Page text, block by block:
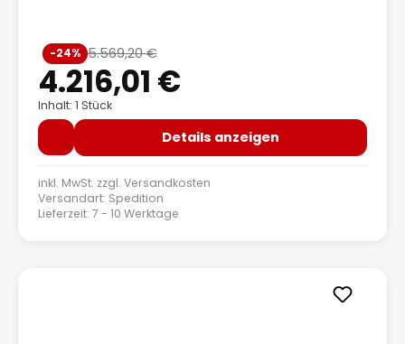
Verkaufspreis:
4.216,01 €
Regulärer Preis:
5.569,20 €
-24%
Inhalt: 1 Stück
Details anzeigen
inkl. MwSt. zzgl. Versandkosten
Versandart: Spedition
Lieferzeit: 7 - 10 Werktage